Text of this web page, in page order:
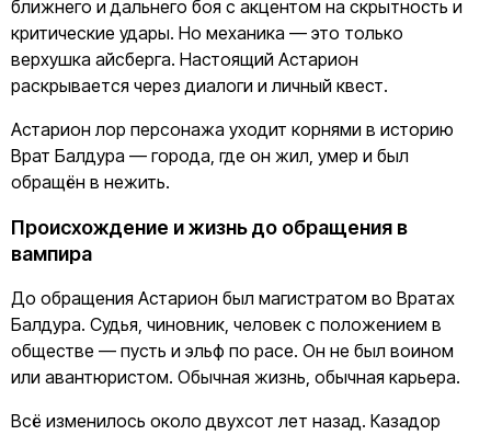
ближнего и дальнего боя с акцентом на скрытность и
критические удары. Но механика — это только
верхушка айсберга. Настоящий Астарион
раскрывается через диалоги и личный квест.
Астарион лор персонажа уходит корнями в историю
Врат Балдура — города, где он жил, умер и был
обращён в нежить.
Происхождение и жизнь до обращения в
вампира
До обращения Астарион был магистратом во Вратах
Балдура. Судья, чиновник, человек с положением в
обществе — пусть и эльф по расе. Он не был воином
или авантюристом. Обычная жизнь, обычная карьера.
Всё изменилось около двухсот лет назад. Казадор